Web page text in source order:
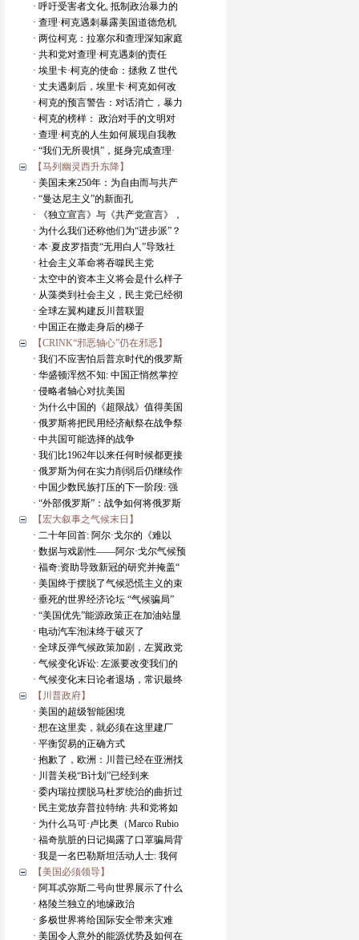
· 呼吁受害者文化, 抵制政治暴力的
· 查理·柯克遇刺暴露美国道德危机
· 两位柯克：拉塞尔和查理深知家庭
· 共和党对查理·柯克遇刺的责任
· 埃里卡·柯克的使命：拯救 Z 世代
· 丈夫遇刺后，埃里卡·柯克如何改
· 柯克的预言警告：对话消亡，暴力
· 柯克的榜样： 政治对手的文明对
· 查理·柯克的人生如何展现自我教
· “我们无所畏惧”，挺身完成查理·
【马列幽灵西升东降】
· 美国未来250年：为自由而与共产
· “曼达尼主义”的新面孔
· 《独立宣言》与《共产党宣言》，
· 为什么我们还称他们为“进步派”？
· 本·夏皮罗指责“无用白人”导致社
· 社会主义革命将吞噬民主党
· 太空中的资本主义将会是什么样子
· 从藻类到社会主义，民主党已经彻
· 全球左翼构建反川普联盟
· 中国正在撤走身后的梯子
【CRINK“邪恶轴心”仍在邪恶】
· 我们不应害怕后普京时代的俄罗斯
· 华盛顿浑然不知: 中国正悄然掌控
· 侵略者轴心对抗美国
· 为什么中国的《超限战》值得美国
· 俄罗斯将把民用经济献祭在战争祭
· 中共国可能选择的战争
· 我们比1962年以来任何时候都更接
· 俄罗斯为何在实力削弱后仍继续作
· 中国少数民族打压的下一阶段: 强
· “外部俄罗斯”：战争如何将俄罗斯
【宏大叙事之气候末日】
· 二十年回首: 阿尔·戈尔的《难以
· 数据与戏剧性——阿尔·戈尔气候预
· 福奇:资助导致新冠的研究并掩盖“
· 美国终于摆脱了气候恐慌主义的束
· 垂死的世界经济论坛 “气候骗局”
· “美国优先”能源政策正在加油站显
· 电动汽车泡沫终于破灭了
· 全球反弹气候政策加剧，左翼政党
· 气候变化诉讼: 左派要改变我们的
· 气候变化末日论者退场，常识最终
【川普政府】
· 美国的超级智能困境
· 想在这里卖，就必须在这里建厂
· 平衡贸易的正确方式
· 抱歉了，欧洲：川普已经在亚洲找
· 川普关税“B计划”已经到来
· 委内瑞拉摆脱马杜罗统治的曲折过
· 民主党放弃普拉特纳: 共和党将如
· 为什么马可·卢比奥（Marco Rubio
· 福奇肮脏的日记揭露了口罩骗局背
· 我是一名巴勒斯坦活动人士: 我何
【美国必须领导】
· 阿耳忒弥斯二号向世界展示了什么
· 格陵兰独立的地缘政治
· 多极世界将给国际安全带来灾难
· 美国令人意外的能源优势及如何在